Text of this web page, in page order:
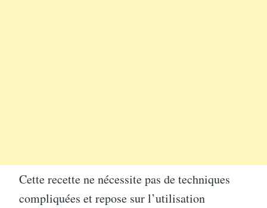
Cette recette ne nécessite pas de techniques
compliquées et repose sur l’utilisation